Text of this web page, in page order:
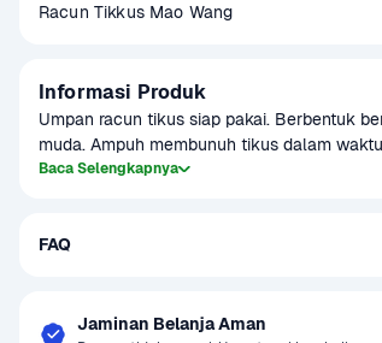
Racun Tikkus Mao Wang
Informasi Produk
Umpan racun tikus siap pakai. Berbentuk
muda. Ampuh membunuh tikus dalam
setelah termakan oleh tikus.
Baca Selengkapnya
FAQ
Jaminan Belanja Aman